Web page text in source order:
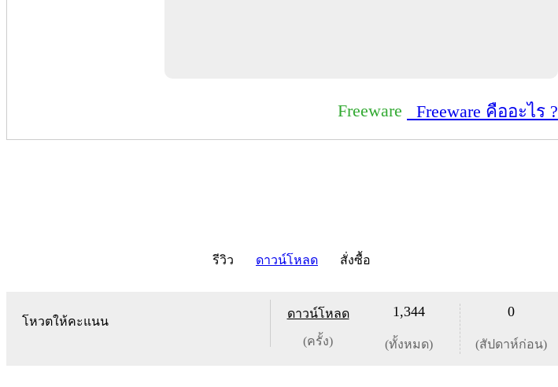
Freeware Freeware คืออะไร ?
รีวิว ดาวน์โหลด สั่งซื้อ
โหวตให้คะแนน
ดาวน์โหลด
(ครั้ง)
1,344
(ทั้งหมด)
0
(สัปดาห์ก่อน)